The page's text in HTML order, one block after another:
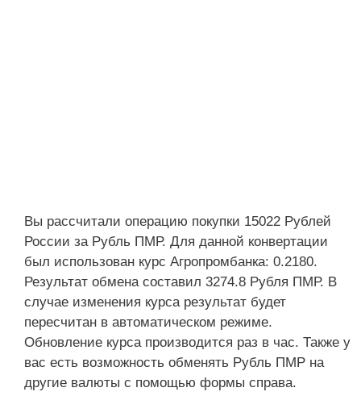
Вы рассчитали операцию покупки 15022 Рублей
России за Рубль ПМР. Для данной конвертации
был использован курс Агропромбанка: 0.2180.
Результат обмена составил 3274.8 Рубля ПМР. В
случае изменения курса результат будет
пересчитан в автоматическом режиме.
Обновление курса производится раз в час. Также у
вас есть возможность обменять Рубль ПМР на
другие валюты с помощью формы справа.